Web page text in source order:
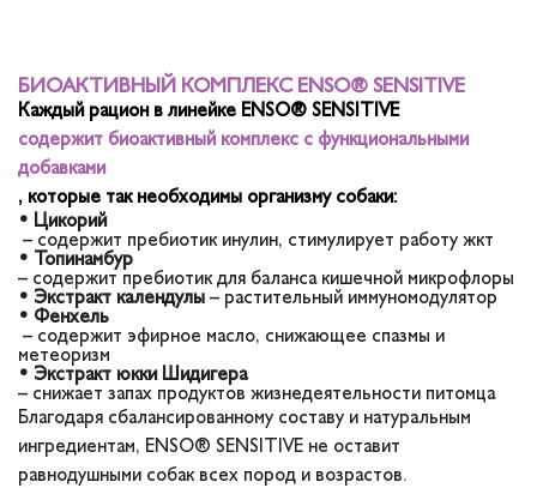
БИОАКТИВНЫЙ КОМПЛЕКС ENSO® SENSITIVE
Каждый рацион в линейке ENSO® SENSITIVE
содержит биоактивный комплекс с функциональными
добавками
, которые так необходимы организму собаки:
• Цикорий
– содержит пребиотик инулин, стимулирует работу жкт
• Топинамбур
– содержит пребиотик для баланса кишечной микрофлоры
• Экстракт календулы – растительный иммуномодулятор
• Фенхель
– содержит эфирное масло, снижающее спазмы и
метеоризм
• Экстракт юкки Шидигера
– снижает запах продуктов жизнедеятельности питомца
Благодаря сбалансированному составу и натуральным
ингредиентам, ENSO® SENSITIVE не оставит
равнодушными собак всех пород и возрастов.